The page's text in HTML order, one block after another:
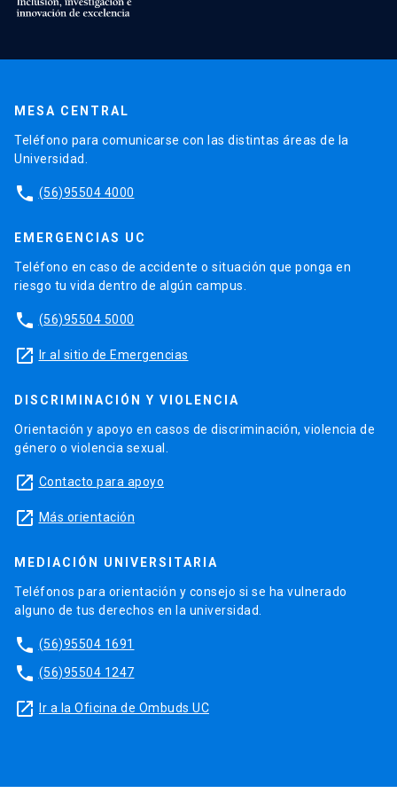
MESA CENTRAL
Teléfono para comunicarse con las distintas áreas de la
Universidad.
phone (56)95504 4000
EMERGENCIAS UC
Teléfono en caso de accidente o situación que ponga en
riesgo tu vida dentro de algún campus.
phone (56)95504 5000
launch Ir al sitio de Emergencias
DISCRIMINACIÓN Y VIOLENCIA
Orientación y apoyo en casos de discriminación, violencia de
género o violencia sexual.
launch Contacto para apoyo
launch Más orientación
MEDIACIÓN UNIVERSITARIA
Teléfonos para orientación y consejo si se ha vulnerado
alguno de tus derechos en la universidad.
phone (56)95504 1691
phone (56)95504 1247
launch Ir a la Oficina de Ombuds UC